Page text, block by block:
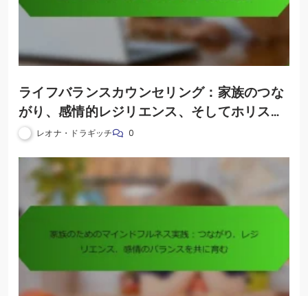
ライフバランスカウンセリング：家族のつな
がり、感情的レジリエンス、そしてホリステ
ィックな調和を育む
レオナ・ドラギッチ 0